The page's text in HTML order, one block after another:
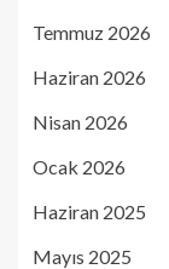
Temmuz 2026
Haziran 2026
Nisan 2026
Ocak 2026
Haziran 2025
Mayıs 2025